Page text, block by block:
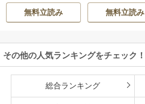
無料立読み
無料立読み
その他の人気ランキングをチェック！
総合ランキング